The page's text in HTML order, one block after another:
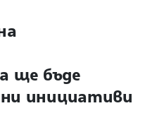
ще бъде
инициативи